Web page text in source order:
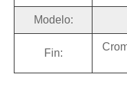
Modelo:
Fin: